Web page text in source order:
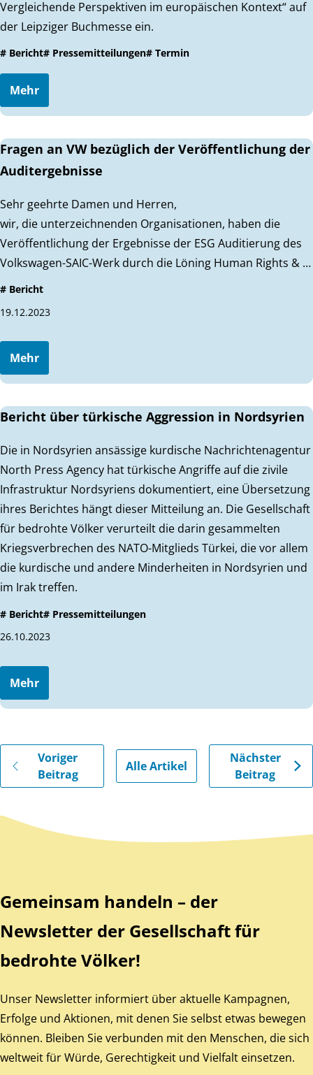
Vergleichende Perspektiven im europäischen Kontext“ auf
der Leipziger Buchmesse ein.
# Bericht# Pressemitteilungen# Termin
Mehr
Fragen an VW bezüglich der Veröffentlichung der
Auditergebnisse
Sehr geehrte Damen und Herren,
wir, die unterzeichnenden Organisationen, haben die
Veröffentlichung der Ergebnisse der ESG Auditierung des
Volkswagen-SAIC-Werk durch die Löning Human Rights & …
# Bericht
19.12.2023
Mehr
Bericht über türkische Aggression in Nordsyrien
Die in Nordsyrien ansässige kurdische Nachrichtenagentur
North Press Agency hat türkische Angriffe auf die zivile
Infrastruktur Nordsyriens dokumentiert, eine Übersetzung
ihres Berichtes hängt dieser Mitteilung an. Die Gesellschaft
für bedrohte Völker verurteilt die darin gesammelten
Kriegsverbrechen des NATO-Mitglieds Türkei, die vor allem
die kurdische und andere Minderheiten in Nordsyrien und
im Irak treffen.
# Bericht# Pressemitteilungen
26.10.2023
Mehr
Gehe zu vorherigen oder nächsten Beiträgen
Voriger
Beitrag
Alle Artikel
Nächster
Beitrag
Zurück zum Hauptinhalt
Zurück zur Navigation
Gemeinsam handeln – der
Newsletter der Gesellschaft für
bedrohte Völker!
Unser Newsletter informiert über aktuelle Kampagnen,
Erfolge und Aktionen, mit denen Sie selbst etwas bewegen
können. Bleiben Sie verbunden mit den Menschen, die sich
weltweit für Würde, Gerechtigkeit und Vielfalt einsetzen.